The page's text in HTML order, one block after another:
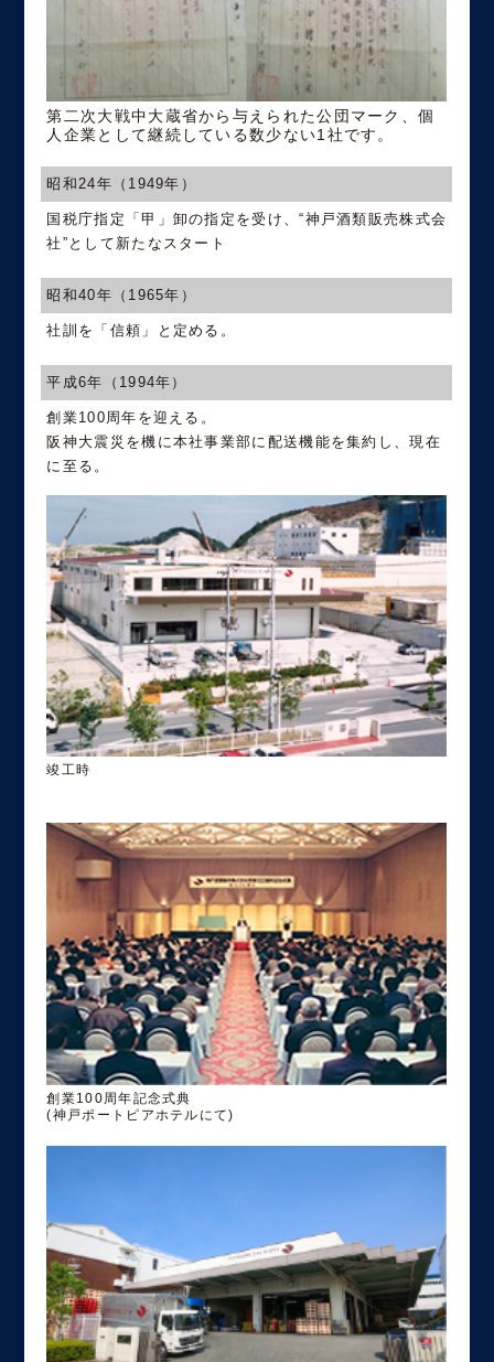
第二次大戦中大蔵省から与えられた公団マーク、個
人企業として継続している数少ない1社です。
昭和24年（1949年）
国税庁指定「甲」卸の指定を受け、“神戸酒類販売株式会
社”として新たなスタート
昭和40年（1965年）
社訓を「信頼」と定める。
平成6年（1994年）
創業100周年を迎える。
阪神大震災を機に本社事業部に配送機能を集約し、現在
に至る。
竣工時
創業100周年記念式典
(神戸ポートピアホテルにて)